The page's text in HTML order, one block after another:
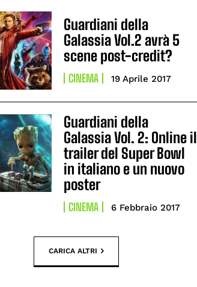
Guardiani della
Galassia Vol.2 avrà 5
scene post-credit?
CINEMA 19 Aprile 2017
Guardiani della
Galassia Vol. 2: Online il
trailer del Super Bowl
in italiano e un nuovo
poster
CINEMA 6 Febbraio 2017
CARICA ALTRI